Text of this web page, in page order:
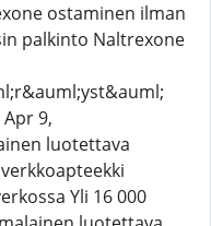
ostaminen ilman
palkinto Naltrexone
9,
luotettava
Yli 16 000